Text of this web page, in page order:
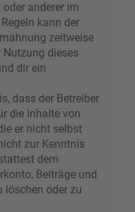
anderer im
kann der
zeitweise
Nutzung dieses
dir ein
dass der Betreiber
die Inhalte von
er nicht selbst
zur Kenntnis
dem
Beiträge und
löschen oder zu